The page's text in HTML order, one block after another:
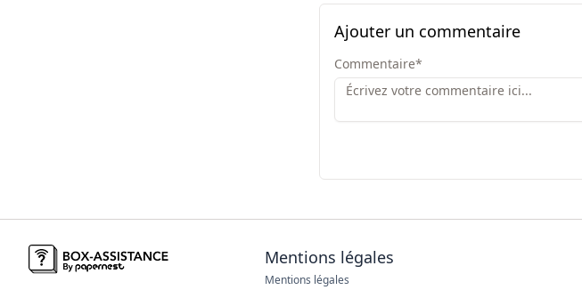
Ajouter un commentaire
Commentaire*
Mentions légales
Mentions légales